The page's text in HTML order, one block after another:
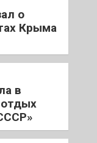
о
Крыма
в
отдых